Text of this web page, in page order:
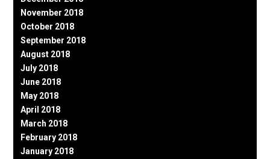
November 2018
October 2018
September 2018
August 2018
July 2018
June 2018
May 2018
April 2018
March 2018
February 2018
January 2018